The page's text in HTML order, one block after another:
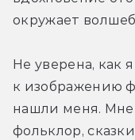
окружает
Не уверена, как
к изображению
нашли меня. Мне
фольклор,